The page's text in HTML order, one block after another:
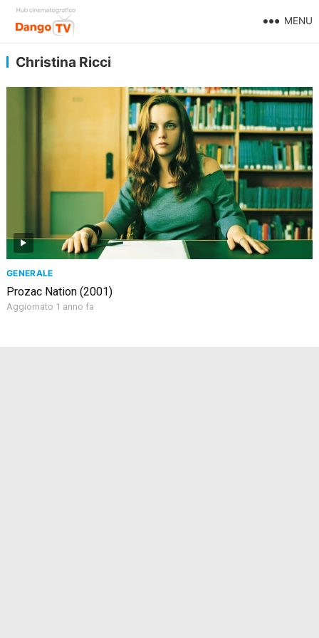
MENU
Christina Ricci
GENERALE
Prozac Nation (2001)
Aggiornato 1 anno fa